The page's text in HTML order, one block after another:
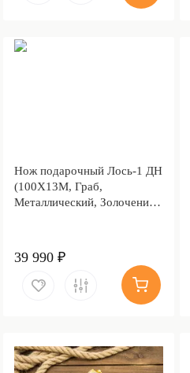
Нож подарочный Лось-1 ДН
(100Х13М, Граб,
Металлический, Золочение
39 990 ₽